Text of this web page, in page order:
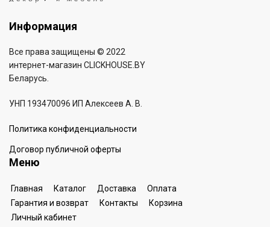
Информация
Все права защищены © 2022
интернет-магазин CLICKHOUSE.BY
Беларусь.
УНП 193470096 ИП Алексеев А. В.
Политика конфиденциальности
Договор публичной оферты
Меню
Главная Каталог Доставка
Оплата
Гарантия и возврат
Контакты
Корзина
Личный кабинет